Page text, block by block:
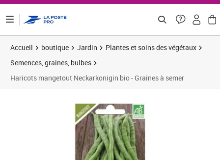
Accueil boutique Jardin
Plantes et soins des végétaux
Semences, graines, bulbes
Haricots mangetout Neckarkonigin bio - Graines à semer